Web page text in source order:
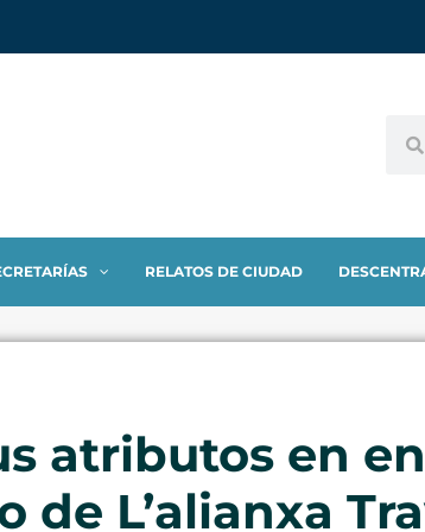
RELATOS DE CIUDAD
atributos en
de L’alianxa